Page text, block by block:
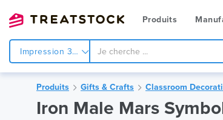
Produits
Impression 3d
Produits Gifts & Crafts Classroom
Iron Male Mars